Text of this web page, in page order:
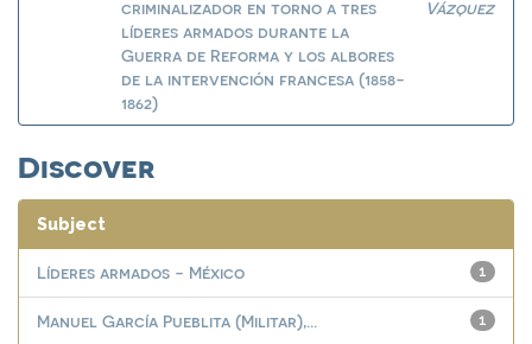
criminalizador en torno a tres
líderes armados durante la
Guerra de Reforma y los albores
de la intervención francesa (1858-
1862)
Vázquez
Discover
Subject
1
Líderes armados - México
1
Manuel García Pueblita (Militar),...